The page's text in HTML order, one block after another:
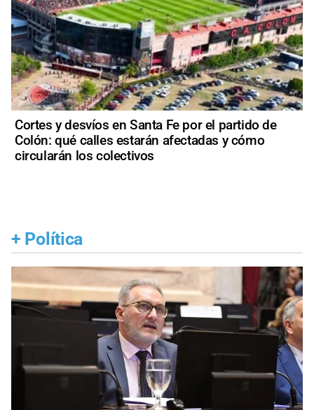
Cortes y desvíos en Santa Fe por el partido de
Colón: qué calles estarán afectadas y cómo
circularán los colectivos
+ Política